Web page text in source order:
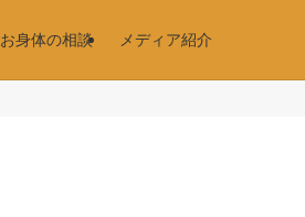
お身体の相談 メディア紹介